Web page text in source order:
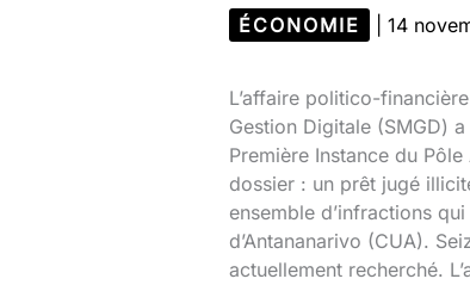
ÉCONOMIE 14
L’affaire politico-
Gestion Digitale (SMGD)
Première Instance du
dossier : un prêt jugé
ensemble d’infractions
d’Antananarivo (CUA).
actuellement recherché.